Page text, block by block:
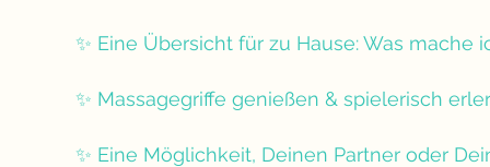
✨ Eine Übersicht für zu Hause: Was mache
✨ Massagegriffe genießen & spielerisch
✨ Eine Möglichkeit, Deinen Partner oder